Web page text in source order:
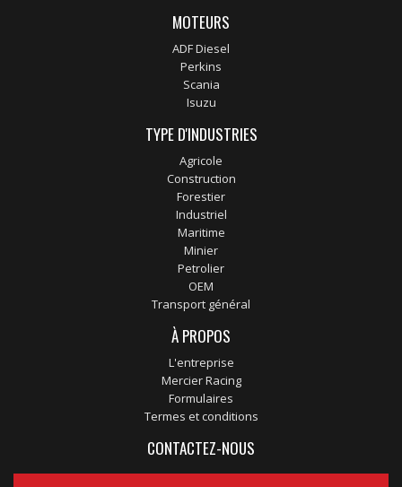
MOTEURS
ADF Diesel
Perkins
Scania
Isuzu
TYPE D'INDUSTRIES
Agricole
Construction
Forestier
Industriel
Maritime
Minier
Petrolier
OEM
Transport général
À PROPOS
L'entreprise
Mercier Racing
Formulaires
Termes et conditions
CONTACTEZ-NOUS